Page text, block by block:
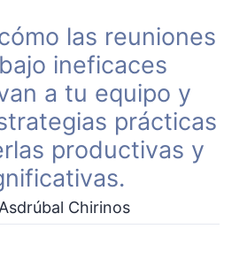
las reuniones
ineficaces
a tu equipo y
prácticas
productivas y
Chirinos